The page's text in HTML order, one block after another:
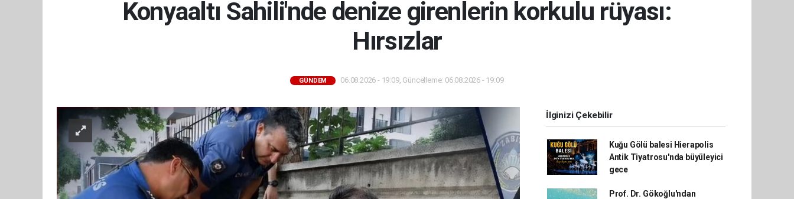
Konyaaltı Sahili'nde denize girenlerin korkulu rüyası:
Hırsızlar
GÜNDEM 06.08.2026 - 19:09, Güncelleme: 06.08.2026 - 19:09
İlginizi Çekebilir
Kuğu Gölü balesi Hierapolis
Antik Tiyatrosu'nda büyüleyici
gece
Prof. Dr. Gökoğlu'ndan